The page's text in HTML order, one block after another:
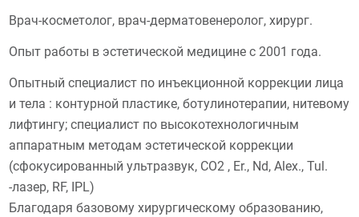
Врач-косметолог, врач-дерматовенеролог, хирург.
Опыт работы в эстетической медицине с 2001 года.
Опытный специалист по инъекционной коррекции лица
и тела : контурной пластике, ботулинотерапии, нитевому
лифтингу; специалист по высокотехнологичным
аппаратным методам эстетической коррекции
(сфокусированный ультразвук, СО2 , Er., Nd, Alex., Tul.
-лазер, RF, IPL)
Благодаря базовому хирургическому образованию,